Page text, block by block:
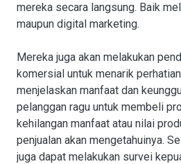
mereka secara langsung. Baik
maupun digital marketing.
Mereka juga akan melakukan
komersial untuk menarik
menjelaskan manfaat dan
pelanggan ragu untuk membeli
kehilangan manfaat atau nilai
penjualan akan mengetahuinya.
juga dapat melakukan survei